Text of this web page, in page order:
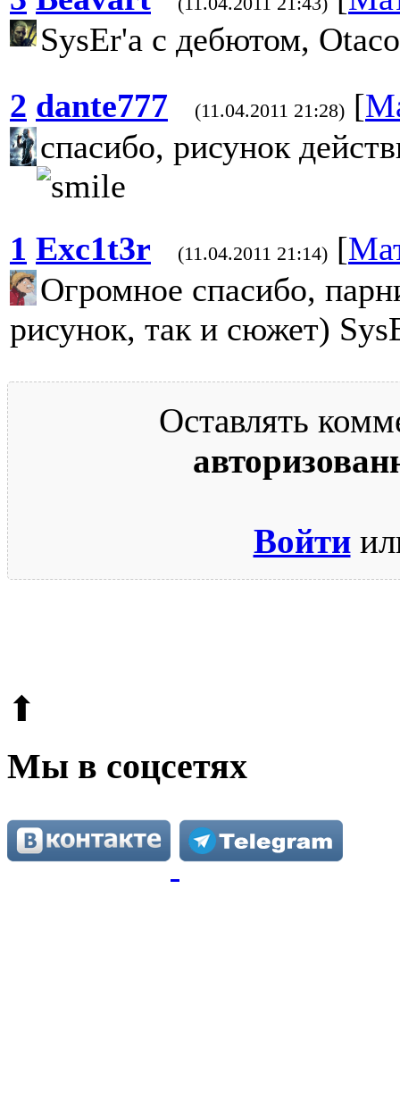
SysEr'а с дебютом,
2 dante777 (11.04.2011 21:28) [
спасибо, рисунок
1 Exc1t3r (11.04.2011 21:14) [
Огромное спасибо,
рисунок, так и сюжет)
Оставлять
Войти
⬆
Мы в соцсетях